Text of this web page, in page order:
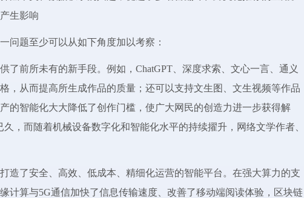
生影响
问题至少可以从如下角度加以考察：
了前所未有的新手段。例如，ChatGPT、深度求索、文心一言、通义
，从而提高所生成作品的质量；还可以支持文生图、文生视频等作品
的智能化大大降低了创作门槛，使广大网民的创造力进一步获得解
，而随着机械设备数字化和智能化水平的持续擢升，网络文学作者、
造了安全、高效、低成本、精细化运营的智能平台。在强大算力的支
计算与5G通信加快了信息传输速度、改善了移动端阅读体验，区块链